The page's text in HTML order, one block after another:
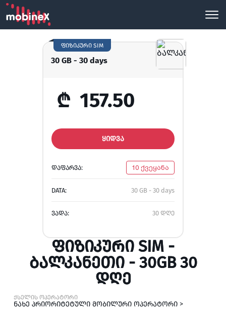
30 GB - 30 days
ფიზიკური SIM
₾ 157.50
ᲧᲘᲓᲕᲐ
ᲓᲐᲤᲐᲠᲕᲐ: 10 ქვეყანა
DATA: 30 GB - 30 days
ᲕᲐᲓᲐ: 30 დღე
ᲤᲘᲖᲘᲙᲣᲠᲘ SIM -
ᲑᲐᲚᲙᲐᲜᲔᲗᲘ - 30GB 30
ᲓᲦᲔ
ქსელის ოპერატორი
ნახე პრიორიტეტული მობილური ოპერატორი >